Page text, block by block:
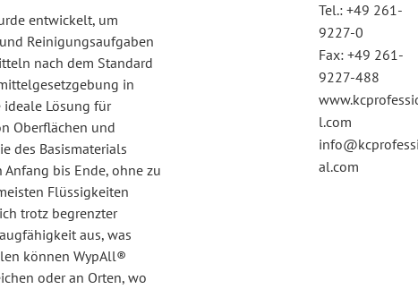
entwickelt, um
Reinigungsaufgaben
nach dem Standard
in
Lösung für
Oberflächen und
des Basismaterials
bis Ende, ohne zu
Flüssigkeiten
trotz begrenzter
aus, was
können WypAll®
oder an Orten, wo
Tel.: +49 261-
9227-0
Fax: +49 261-
9227-488
l.com
al.com